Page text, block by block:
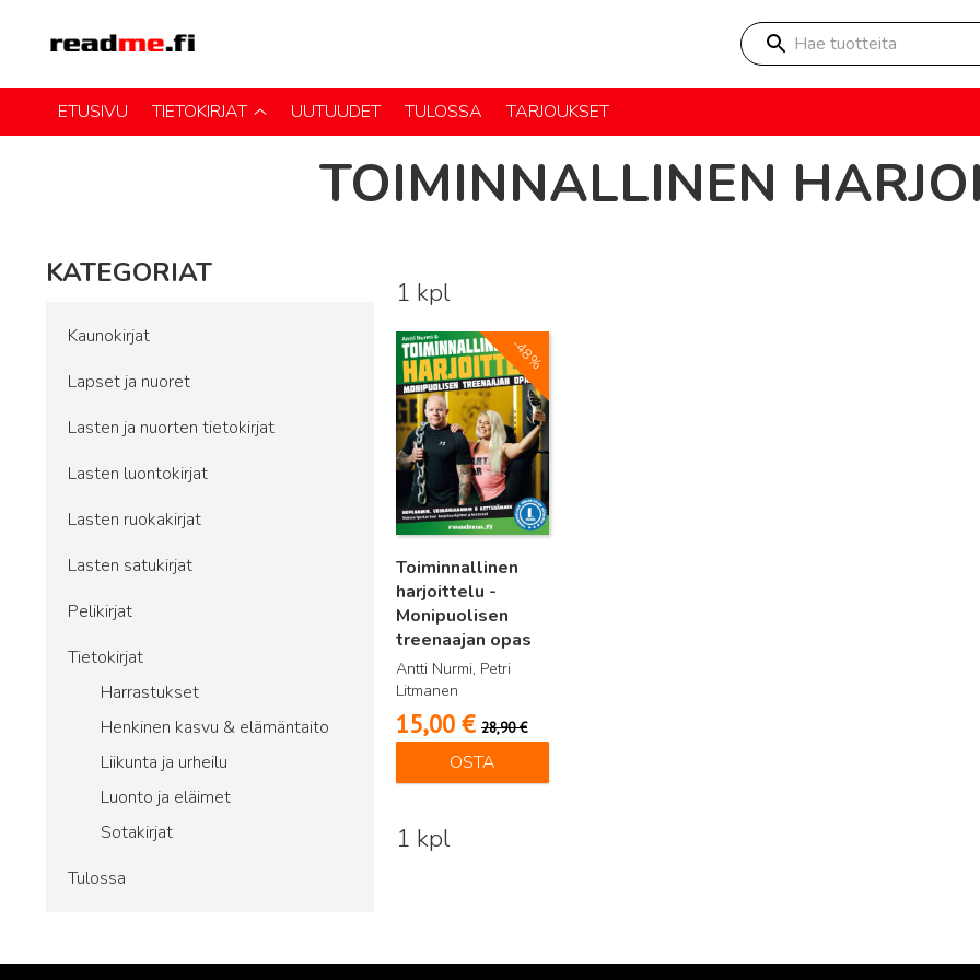
Hae tuotteita
ETUSIVU TIETOKIRJAT UUTUUDET TULOSSA TARJOUKSET
TOIMINNALLINEN
KATEGORIAT
Kaunokirjat
Lapset ja nuoret
Lasten ja nuorten tietokirjat
Lasten luontokirjat
Lasten ruokakirjat
Lasten satukirjat
Pelikirjat
Tietokirjat
Harrastukset
Henkinen kasvu & elämäntaito
Liikunta ja urheilu
Luonto ja eläimet
Sotakirjat
Tulossa
1 kpl
-48%
Toiminnallinen
harjoittelu -
Monipuolisen
treenaajan opas
Antti Nurmi, Petri
Litmanen
15,00 € 28,90€
OSTA
Lue lisää
1 kpl